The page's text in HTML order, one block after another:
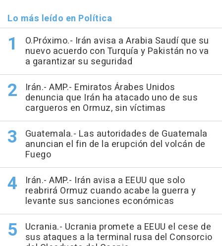
Lo más leído en Política
O.Próximo.- Irán avisa a Arabia Saudí que su
nuevo acuerdo con Turquía y Pakistán no va
a garantizar su seguridad
Irán.- AMP.- Emiratos Árabes Unidos
denuncia que Irán ha atacado uno de sus
cargueros en Ormuz, sin víctimas
Guatemala.- Las autoridades de Guatemala
anuncian el fin de la erupción del volcán de
Fuego
Irán.- AMP.- Irán avisa a EEUU que solo
reabrirá Ormuz cuando acabe la guerra y
levante sus sanciones económicas
Ucrania.- Ucrania promete a EEUU el cese de
sus ataques a la terminal rusa del Consorcio